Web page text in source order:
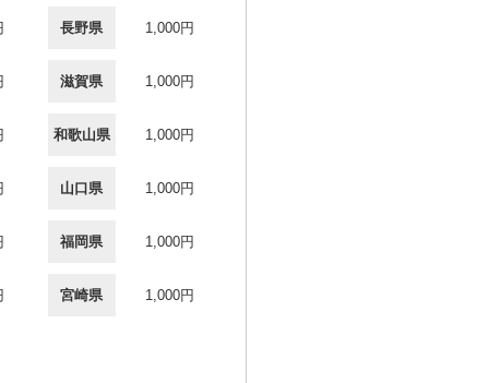
長野県 1,000円
滋賀県 1,000円
和歌山県 1,000円
山口県 1,000円
福岡県 1,000円
宮崎県 1,000円